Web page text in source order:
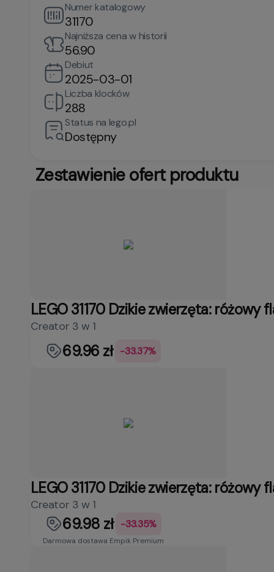
Numer katalogowy
31170
Najniższa cena w historii
56.90
Debiut
2025-03-01
Liczba klocków
288
Status na lego.pl
Dostępny
Zestawienie ofert produktu
LEGO 31170 Dzikie zwierzęta: różowy
Creator 3 w 1
69.96 zł -33.37%
LEGO 31170 Dzikie zwierzęta: różowy
Creator 3 w 1
69.98 zł -33.35%
Darmowa dostawa Empik Premium